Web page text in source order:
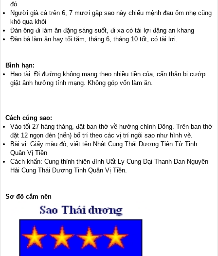
đó
Người già cả trên 6, 7 mươi gặp sao này chiếu mệnh đau ốm nhẹ cũng
khó qua khỏi
Đàn ông đi làm ăn đặng sáng suốt, đi xa có tài lợi đặng an khang
Đàn bà làm ăn hay tối tăm, tháng 6, tháng 10 tốt, có tài lợi.
Bình hạn:
Hao tài. Đi đường không mang theo nhiều tiền của, cẩn thận bị cướp
giật ảnh hưởng tính mạng. Không góp vốn làm ăn.
Cách cúng sao:
Vào tối 27 hàng tháng, đặt ban thờ về hướng chính Đông. Trên ban thờ
đặt 12 ngọn đèn (nến) bố trí theo các vị trí ngôi sao như hình vẽ.
Bài vị: Giấy màu đỏ, viết tên Nhật Cung Thái Dương Tiên Tử Tinh
Quân Vị Tiền
Cách khấn: Cung thỉnh thiên đình Uất Ly Cung Đại Thanh Đan Nguyên
Hải Cung Thái Dương Tinh Quân Vị Tiền.
Sơ đồ cắm nến